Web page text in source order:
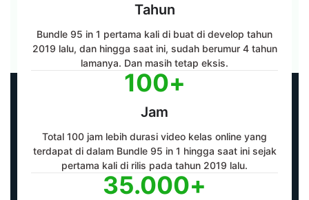
Tahun
Bundle 95 in 1 pertama kali di buat di develop tahun
2019 lalu, dan hingga saat ini, sudah berumur 4 tahun
lamanya. Dan masih tetap eksis.
Jam
100+
Total 100 jam lebih durasi video kelas online yang
terdapat di dalam Bundle 95 in 1 hingga saat ini sejak
pertama kali di rilis pada tahun 2019 lalu.
35.000+